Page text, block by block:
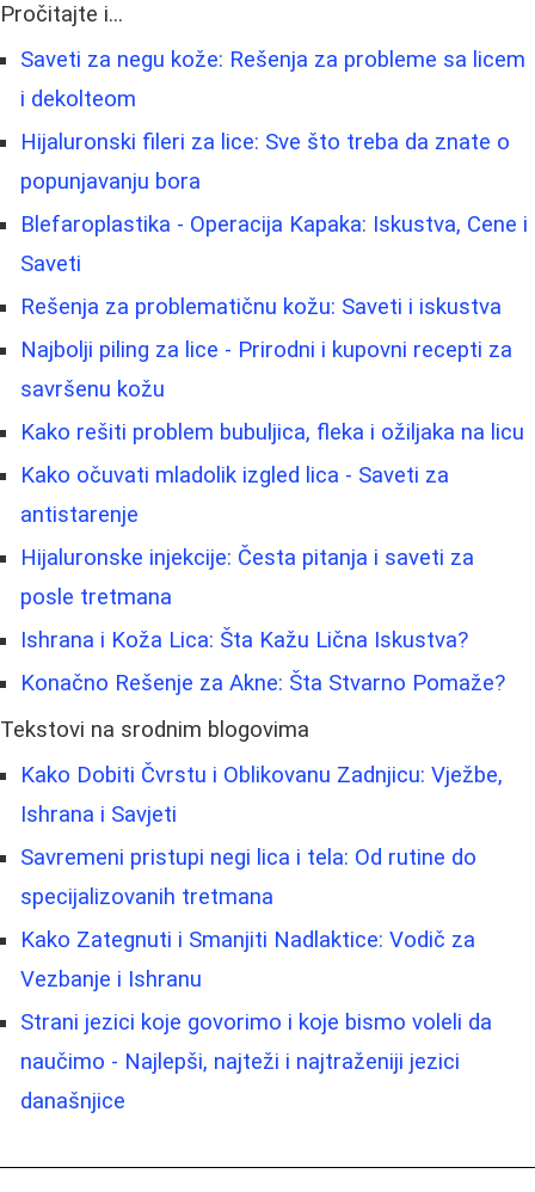
Pročitajte i...
Saveti za negu kože: Rešenja za probleme sa licem
i dekolteom
Hijaluronski fileri za lice: Sve što treba da znate o
popunjavanju bora
Blefaroplastika - Operacija Kapaka: Iskustva, Cene i
Saveti
Rešenja za problematičnu kožu: Saveti i iskustva
Najbolji piling za lice - Prirodni i kupovni recepti za
savršenu kožu
Kako rešiti problem bubuljica, fleka i ožiljaka na licu
Kako očuvati mladolik izgled lica - Saveti za
antistarenje
Hijaluronske injekcije: Česta pitanja i saveti za
posle tretmana
Ishrana i Koža Lica: Šta Kažu Lična Iskustva?
Konačno Rešenje za Akne: Šta Stvarno Pomaže?
Tekstovi na srodnim blogovima
Kako Dobiti Čvrstu i Oblikovanu Zadnjicu: Vježbe,
Ishrana i Savjeti
Savremeni pristupi negi lica i tela: Od rutine do
specijalizovanih tretmana
Kako Zategnuti i Smanjiti Nadlaktice: Vodič za
Vezbanje i Ishranu
Strani jezici koje govorimo i koje bismo voleli da
naučimo - Najlepši, najteži i najtraženiji jezici
današnjice